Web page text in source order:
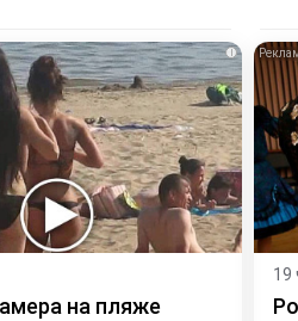
i
на пляже
19